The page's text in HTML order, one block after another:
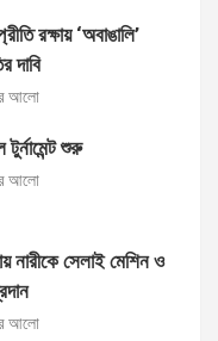
রক্ষায় ‘অবাঙালি’
দাবি
আলো
শুরু
আলো
নারীকে সেলাই মেশিন ও
আলো